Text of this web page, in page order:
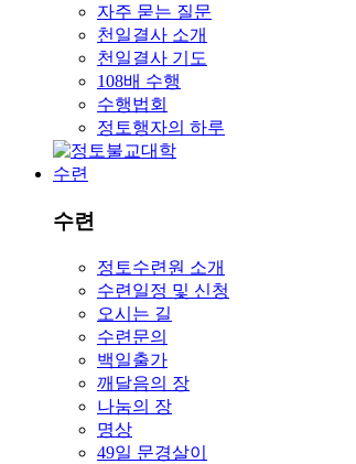
자주 묻는 질문
천일결사 소개
천일결사 기도
108배 수행
수행법회
정토행자의 하루
수련
수련
정토수련원 소개
수련일정 및 신청
오시는 길
수련문의
백일출가
깨달음의 장
나눔의 장
명상
49일 문경살이